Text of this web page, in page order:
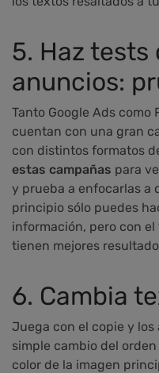
5. Haz tests
anuncios:
Tanto Google Ads como
cuentan con una gran
con distintos formatos
estas campañas para
y prueba a enfocarlas a
principio sólo puedes
información, pero con
tienen mejores
6. Cambia
Juega con el copie y los
simple cambio del
color de la imagen